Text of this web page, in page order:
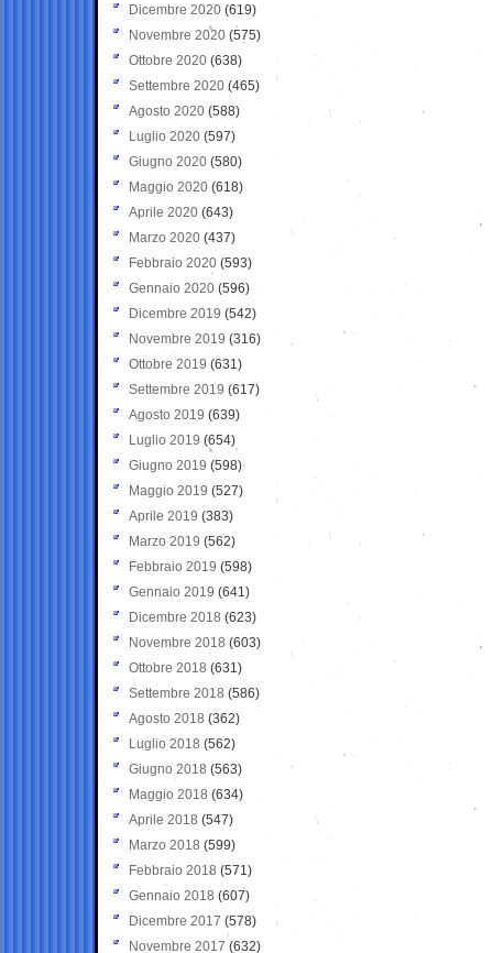
Dicembre 2020 (619)
Novembre 2020 (575)
Ottobre 2020 (638)
Settembre 2020(465)
Agosto 2020 (588)
Luglio 2020 (597)
Giugno 2020 (580)
Maggio 2020 (618)
Aprile 2020 (643)
Marzo 2020 (437)
Febbraio 2020 (593)
Gennaio 2020 (596)
Dicembre 2019 (542)
Novembre 2019 (316)
Ottobre 2019 (631)
Settembre 2019 (617)
Agosto 2019 (639)
Luglio 2019 (654)
Giugno 2019 (598)
Maggio 2019 (527)
Aprile 2019 (383)
Marzo 2019 (562)
Febbraio 2019 (598)
Gennaio 2019 (641)
Dicembre 2018 (623)
Novembre 2018 (603)
Ottobre 2018 (631)
Settembre 2018 (586)
Agosto 2018 (362)
Luglio 2018 (562)
Giugno 2018 (563)
Maggio 2018 (634)
Aprile 2018 (547)
Marzo 2018 (599)
Febbraio 2018 (571)
Gennaio 2018 (607)
Dicembre 2017 (578)
Novembre 2017 (632)